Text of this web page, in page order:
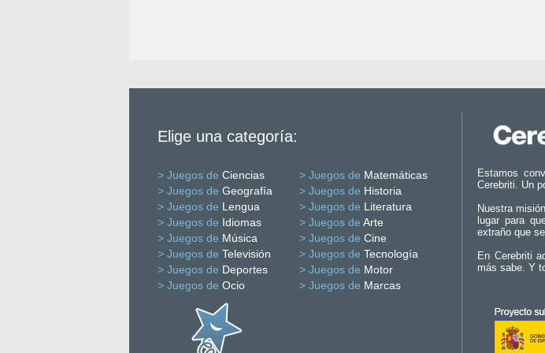
Elige una categoría:
> Juegos de Ciencias > Juegos de Matemáticas
> Juegos de Geografía > Juegos de Historia
> Juegos de Lengua > Juegos de Literatura
> Juegos de Idiomas > Juegos de Arte
> Juegos de Música > Juegos de Cine
> Juegos de Televisión > Juegos de Tecnología
> Juegos de Deportes > Juegos de Motor
> Juegos de Ocio > Juegos de Marcas
Estamos
Cerebriti. Un
Nuestra
lugar para
extraño que
En Cerebriti
más sabe. Y